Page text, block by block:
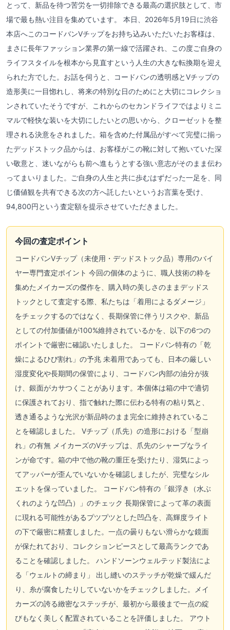
とって、新品を待つ苦労を一切排除できる最高の選択肢として、市
場で最も熱い注目を集めています。 本日、2026年5月19日に渋谷
本店へこのコードバンVチップをお持ち込みいただいたお客様は、
まさに長年ファッション業界の第一線で活躍され、この度ご自身の
ライフスタイルを根本から見直すという人生の大きな転換期を迎え
られた方でした。お話を伺うと、コードバンの透明感とVチップの
造形美に一目惚れし、将来の特別な日のためにと大切にコレクショ
ンされていたそうですが、これからのセカンドライフではよりミニ
マルで軽快な装いを大切にしたいとの思いから、クローゼットを整
理される決意をされました。箱を含めた付属品がすべて完璧に揃っ
たデッドストック品からは、お客様がこの靴に対して抱いていた深
い敬意と、迷いながらも前へ進もうとする強い意志がそのまま伝わ
ってまいりました。ご自身の人生と共に歩むはずだった一足を、同
じ価値観を共有できる次の方へ託したいというお言葉を受け、
94,800円という査定額を提示させていただきました。
今回の査定ポイント
コードバンVチップ（未使用・デッドストック品）専用のバイ
ヤー専門査定ポイント 今回の個体のように、職人技術の粋を
集めたメイカーズの傑作を、購入時の美しさのままデッドス
トックとして査定する際、私たちは「着用によるダメージ」
をチェックするのではなく、長期保管に伴うリスクや、新品
としての付加価値が100%維持されているかを、以下の6つの
ポイントで厳密に確認いたしました。 コードバン特有の「乾
燥によるひび割れ」の予兆 未着用であっても、日本の厳しい
湿度変化や長期間の保管により、コードバン内部の油分が抜
け、銀面がカサつくことがあります。本個体は箱の中で適切
に保護されており、指で触れた際に伝わる特有の粘り気と、
透き通るような光沢が新品時のまま完全に維持されているこ
とを確認しました。 Vチップ（爪先）の造形における「型崩
れ」の有無 メイカーズのVチップは、爪先のシャープなライ
ンが命です。箱の中で他の靴の重圧を受けたり、湿気によっ
てアッパーが歪んでいないかを確認しましたが、完璧なシル
エットを保っていました。 コードバン特有の「銀浮き（水ぶ
くれのような凹凸）」のチェック 長期保管によって革の表面
に現れる可能性があるプツプツとした凹凸を、高輝度ライト
の下で厳密に精査しました。一点の曇りもない滑らかな鏡面
が保たれており、コレクションピースとして最高ランクであ
ることを確認しました。 ハンドソーンウェルテッド製法によ
る「ウェルトの締まり」 出し縫いのステッチが乾燥で緩んだ
り、糸が腐食したりしていないかをチェックしました。メイ
カーズの誇る緻密なステッチが、最初から最後まで一点の綻
びもなく美しく配置されていることを評価しました。 アウト